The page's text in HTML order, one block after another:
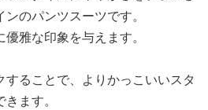
のパンツスーツです。
雅な印象を与えます。
ることで、よりかっこいいスタ
ます。